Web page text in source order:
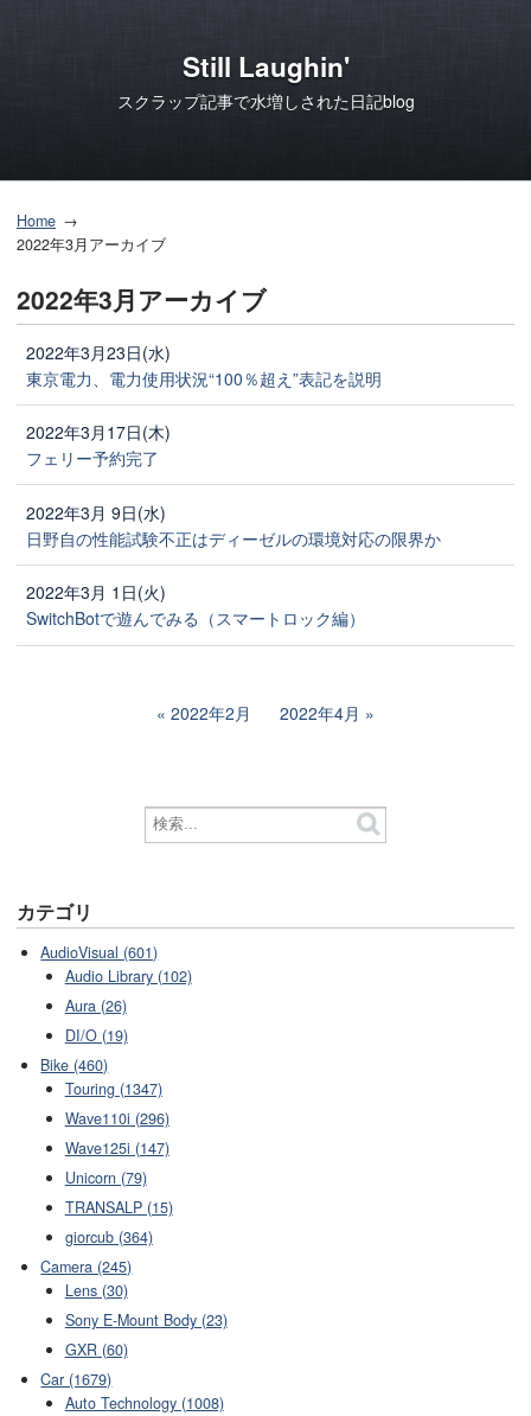
Still Laughin'
スクラップ記事で水増しされた日記blog
Home
2022年3月アーカイブ
2022年3月アーカイブ
2022年3月23日(水)
東京電力、電力使用状況“100％超え”表記を説明
2022年3月17日(木)
フェリー予約完了
2022年3月 9日(水)
日野自の性能試験不正はディーゼルの環境対応の限界か
2022年3月 1日(火)
SwitchBotで遊んでみる（スマートロック編）
2022年2月 2022年4月
カテゴリ
AudioVisual (601)
Audio Library (102)
Aura (26)
DI/O (19)
Bike (460)
Touring (1347)
Wave110i (296)
Wave125i (147)
Unicorn (79)
TRANSALP (15)
giorcub (364)
Camera (245)
Lens (30)
Sony E-Mount Body (23)
GXR (60)
Car (1679)
Auto Technology (1008)